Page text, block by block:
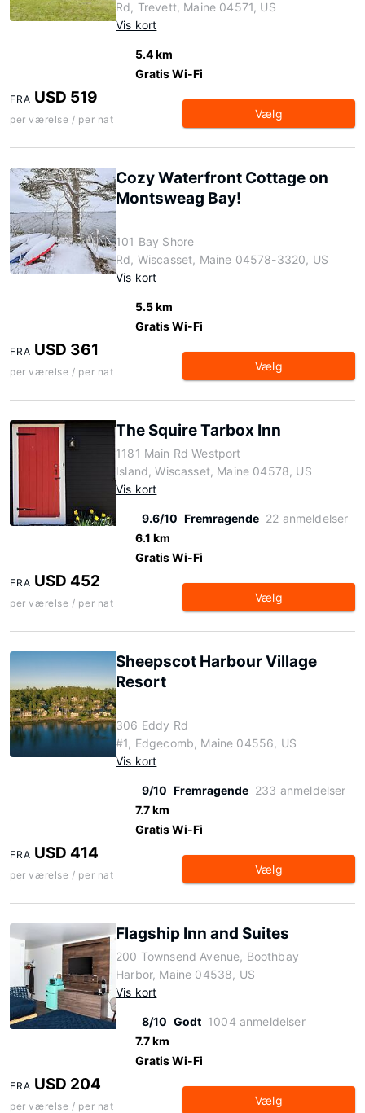
Rd, Trevett, Maine 04571, US
Vis kort
5.4 km
Gratis Wi-Fi
FRA USD 519
per værelse / per nat Vælg
Cozy Waterfront Cottage on
Montsweag Bay!
101 Bay Shore
Rd, Wiscasset, Maine 04578-3320, US
Vis kort
5.5 km
Gratis Wi-Fi
FRA USD 361
per værelse / per nat Vælg
The Squire Tarbox Inn
1181 Main Rd Westport
Island, Wiscasset, Maine 04578, US
Vis kort
9.6/10 Fremragende 22 anmeldelser
6.1 km
Gratis Wi-Fi
FRA USD 452
per værelse / per nat Vælg
Sheepscot Harbour Village
Resort
306 Eddy Rd
#1, Edgecomb, Maine 04556, US
Vis kort
9/10 Fremragende 233 anmeldelser
7.7 km
Gratis Wi-Fi
FRA USD 414
per værelse / per nat Vælg
Flagship Inn and Suites
200 Townsend Avenue, Boothbay
Harbor, Maine 04538, US
Vis kort
8/10 Godt 1004 anmeldelser
7.7 km
Gratis Wi-Fi
FRA USD 204
per værelse / per nat Vælg